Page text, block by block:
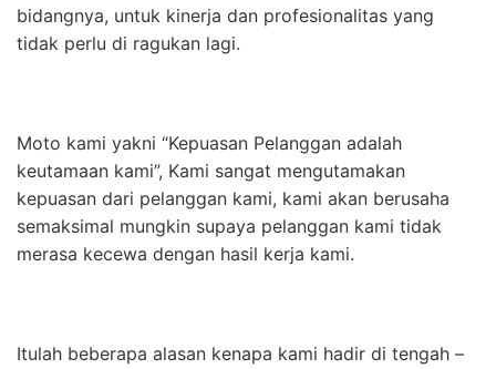
bidangnya, untuk kinerja dan profesionalitas yang
tidak perlu di ragukan lagi.
Moto kami yakni “Kepuasan Pelanggan adalah
keutamaan kami”, Kami sangat mengutamakan
kepuasan dari pelanggan kami, kami akan berusaha
semaksimal mungkin supaya pelanggan kami tidak
merasa kecewa dengan hasil kerja kami.
Itulah beberapa alasan kenapa kami hadir di tengah –